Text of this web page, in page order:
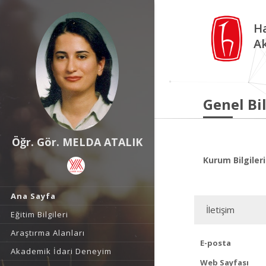
Öğr. Gör. MELDA ATALIK
Ana Sayfa
Eğitim Bilgileri
Araştırma Alanları
Akademik İdari Deneyim
Genel
Kurum
İletişim
E-posta
Web Sayfası